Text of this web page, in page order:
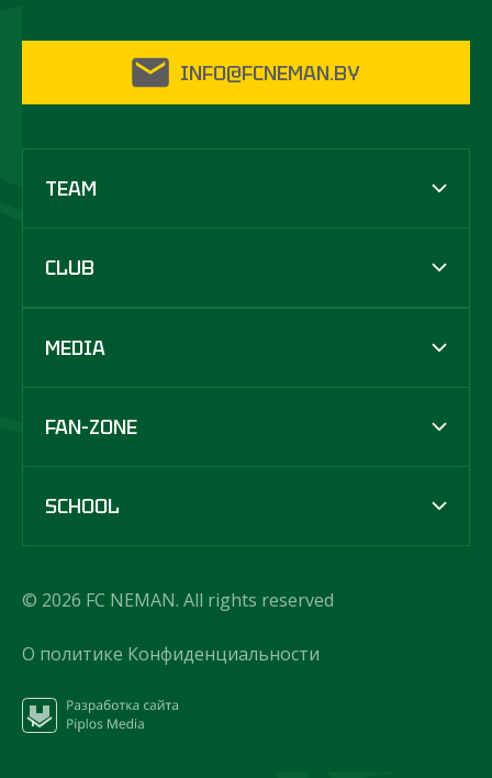
INFO@FCNEMAN.BY
TEAM
CLUB
MEDIA
FAN-ZONE
SCHOOL
© 2026 FC NEMAN. All rights reserved
О политике Конфиденциальности